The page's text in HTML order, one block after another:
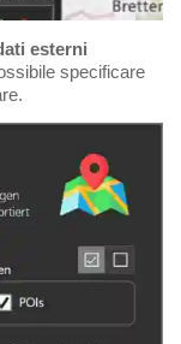
esterni
specificare